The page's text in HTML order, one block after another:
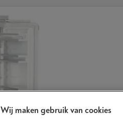
Wij maken gebruik van cookies